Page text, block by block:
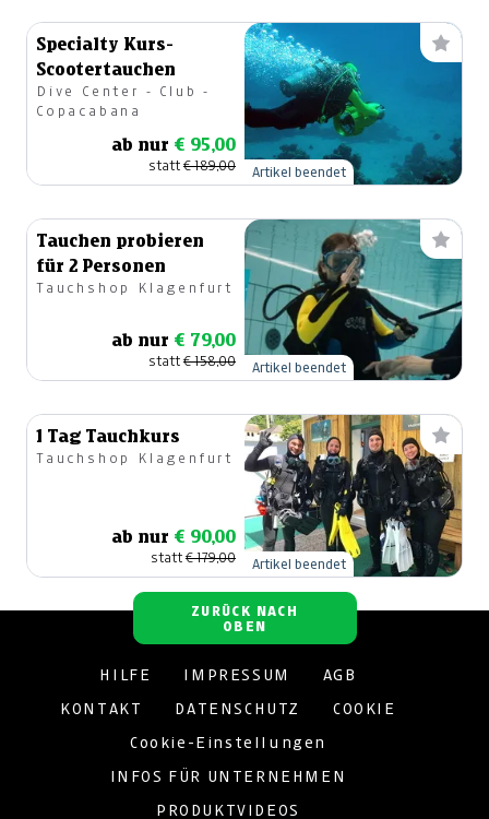
Specialty Kurs-
Scootertauchen
Dive Center - Club -
Copacabana
ab nur € 95,00
statt€ 189,00 Artikel beendet
Tauchen probieren
für 2 Personen
Tauchshop Klagenfurt
ab nur € 79,00
statt€ 158,00 Artikel beendet
1 Tag Tauchkurs
Tauchshop Klagenfurt
ab nur € 90,00
statt€ 179,00 Artikel beendet
ZURÜCK NACH
OBEN
HILFE IMPRESSUM AGB
KONTAKT DATENSCHUTZ COOKIE
Cookie-Einstellungen
INFOS FÜR UNTERNEHMEN
PRODUKTVIDEOS